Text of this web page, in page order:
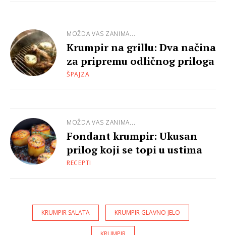
MOŽDA VAS ZANIMA...
Krumpir na grillu: Dva načina
za pripremu odličnog priloga
ŠPAJZA
MOŽDA VAS ZANIMA...
Fondant krumpir: Ukusan
prilog koji se topi u ustima
RECEPTI
KRUMPIR SALATA KRUMPIR GLAVNO JELO